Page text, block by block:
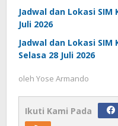
Jadwal dan Lokasi
Juli 2026
Jadwal dan Lokasi
Selasa 28 Juli 2026
oleh Yose Armando
Ikuti Kami Pada